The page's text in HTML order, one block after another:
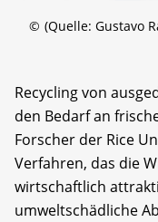
© (Quelle: Gustavo
Recycling von
den Bedarf an
Forscher der Rice
Verfahren, das die
wirtschaftlich
umweltschädliche